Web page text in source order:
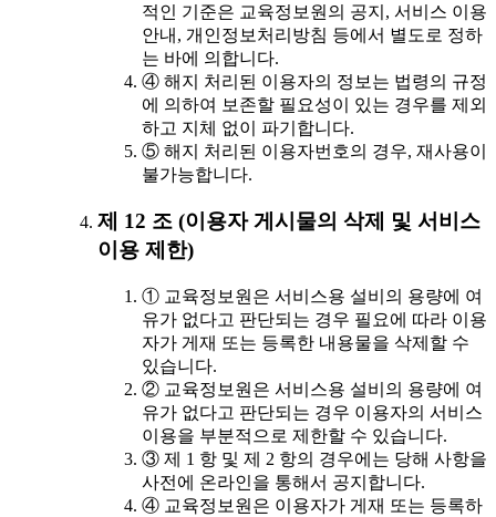
적인 기준은 교육정보원의 공지, 서비스 이용
안내, 개인정보처리방침 등에서 별도로 정하
는 바에 의합니다.
④ 해지 처리된 이용자의 정보는 법령의 규정
에 의하여 보존할 필요성이 있는 경우를 제외
하고 지체 없이 파기합니다.
⑤ 해지 처리된 이용자번호의 경우, 재사용이
불가능합니다.
제 12 조 (이용자 게시물의 삭제 및 서비스
이용 제한)
① 교육정보원은 서비스용 설비의 용량에 여
유가 없다고 판단되는 경우 필요에 따라 이용
자가 게재 또는 등록한 내용물을 삭제할 수
있습니다.
② 교육정보원은 서비스용 설비의 용량에 여
유가 없다고 판단되는 경우 이용자의 서비스
이용을 부분적으로 제한할 수 있습니다.
③ 제 1 항 및 제 2 항의 경우에는 당해 사항을
사전에 온라인을 통해서 공지합니다.
④ 교육정보원은 이용자가 게재 또는 등록하